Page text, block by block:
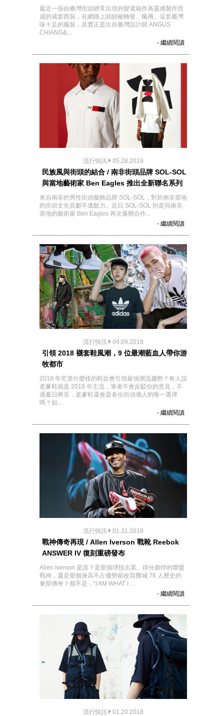
最近一張由臺灣街頭經常出現的變電箱作為靈感製作而
成的成套西裝，在網路上頻頻被轉發、瘋傳。這套臺灣
味十足的服裝，其實正是出自臺灣設計師 ANGUS
CHIANG&...
- 繼續閱讀
流行快訊 05.28.2018
民族風與街頭的結合 / 南非街頭品牌 SOL-SOL
與當地藝術家 Ben Eagles 推出全新聯名系列
來自南非的男性街頭服飾品牌 SOL-SOL，對於南非當地
的街頭文化貢獻不遺餘力。近日 SOL-SOL 則是與南非
當地的藝術家 Ben Eagles 再次展開合作...
- 繼續閱讀
流行快訊 04.09.2018
引領 2018 襪套鞋風潮，9 位最潮藍血人帶你游
牧都市
2018 年究竟什麼樣的鞋款會引領最強潮流趨勢？有人說
老爹鞋就是 2018 年主流，筆者不會反駁你的意見，不
過夏日將至，老爹鞋還會是各位街頭潮人的唯一選擇
嗎？如...
- 繼續閱讀
流行快訊 01.31.2018
戰神傳奇再現 / Allen Iverson 戰靴 Reebok
ANSWER IV 復刻重磅發布
Allen Iverson 是誰？是那個球技出眾、得分彪悍的聯盟
戰神，還是那個身高不占優勢卻改寫費城 76 人歷史的
東部傳奇？都不是，“I AM WHAT I ...
- 繼續閱讀
流行快訊 01.20.2018